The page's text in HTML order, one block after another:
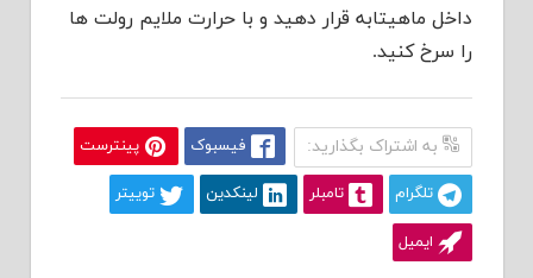
داخل ماهیتابه قرار دهید و با حرارت ملایم رولت ها
را سرخ کنید.
به اشتراک بگذارید: فیسبوک پینترست
تلگرام تامبلر لینکدین توییتر
ایمیل